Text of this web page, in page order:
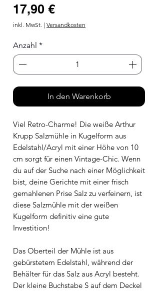
17,90 €Preis
inkl. MwSt. | Versandkosten
Anzahl *
In den Warenkorb
Viel Retro-Charme! Die weiße Arthur
Krupp Salzmühle in Kugelform aus
Edelstahl/Acryl mit einer Höhe von 10
cm sorgt für einen Vintage-Chic. Wenn
du auf der Suche nach einer Möglichkeit
bist, deine Gerichte mit einer frisch
gemahlenen Prise Salz zu verfeinern, ist
diese Salzmühle mit der weißen
Kugelform definitiv eine gute
Investition!
Das Oberteil der Mühle ist aus
gebürstetem Edelstahl, während der
Behälter für das Salz aus Acryl besteht.
Der kleine Buchstabe S auf dem Deckel